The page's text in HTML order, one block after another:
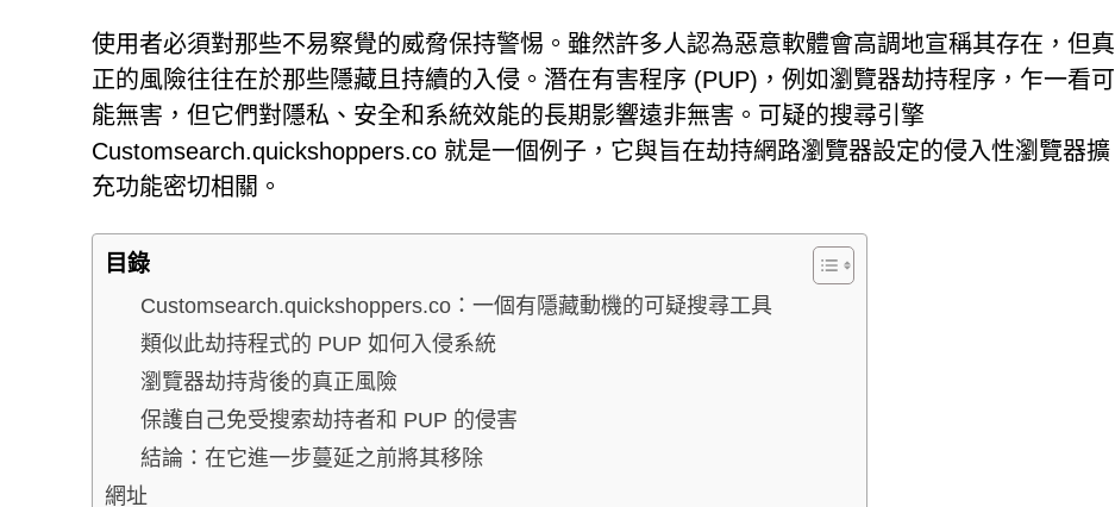
使用者必須對那些不易察覺的威脅保持警惕。雖然許多人認為惡意軟體會高調地宣稱其存在，但真
正的風險往往在於那些隱藏且持續的入侵。潛在有害程序 (PUP)，例如瀏覽器劫持程序，乍一看可
能無害，但它們對隱私、安全和系統效能的長期影響遠非無害。可疑的搜尋引擎
Customsearch.quickshoppers.co 就是一個例子，它與旨在劫持網路瀏覽器設定的侵入性瀏覽器擴
充功能密切相關。
目錄
Customsearch.quickshoppers.co：一個有隱藏動機的可疑搜尋工具
類似此劫持程式的 PUP 如何入侵系統
瀏覽器劫持背後的真正風險
保護自己免受搜索劫持者和 PUP 的侵害
結論：在它進一步蔓延之前將其移除
網址